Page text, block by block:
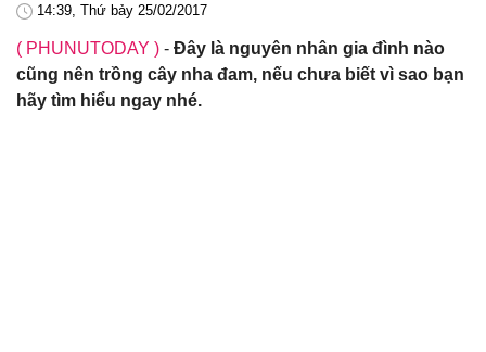
14:39, Thứ bảy 25/02/2017
( PHUNUTODAY ) - Đây là nguyên nhân gia đình nào
cũng nên trồng cây nha đam, nếu chưa biết vì sao bạn
hãy tìm hiểu ngay nhé.